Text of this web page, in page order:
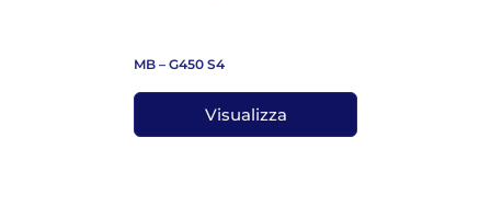
MB – G450 S4
Visualizza